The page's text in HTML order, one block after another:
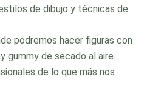
de dibujo y técnicas de
podremos hacer figuras con
gummy de secado al aire…
de lo que más nos